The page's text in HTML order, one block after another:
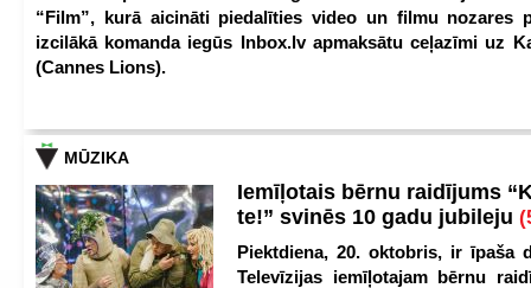
“Film”, kurā aicināti piedalīties video un filmu nozares
izcilākā komanda iegūs Inbox.lv apmaksātu ceļazīmi uz
(Cannes Lions).
MŪZIKA
Iemīļotais bērnu raidījums
te!” svinēs 10 gadu jubileju
Piektdiena, 20. oktobris, ir īpaša
Televīzijas iemīļotajam bērnu